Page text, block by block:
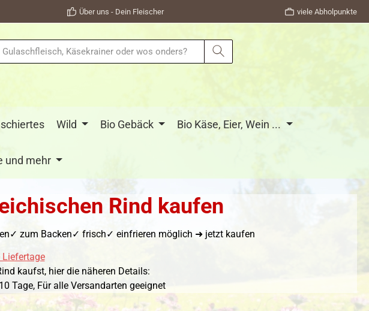
Über uns - Dein Fleischer viele Abholpunkte
Wild Bio Gebäck Bio Käse, Eier, Wein ...
und mehr
Rind kaufen
zum Backen✓ frisch✓ einfrieren möglich ➜ jetzt kaufen
Liefertage
kaufst, hier die näheren Details:
Tage, Für alle Versandarten geeignet